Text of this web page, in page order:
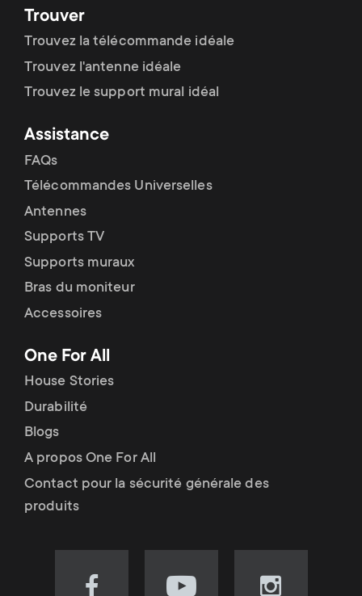
Trouver
Trouvez la télécommande idéale
Trouvez l'antenne idéale
Trouvez le support mural idéal
Assistance
FAQs
Télécommandes Universelles
Antennes
Supports TV
Supports muraux
Bras du moniteur
Accessoires
One For All
House Stories
Durabilité
Blogs
A propos One For All
Contact pour la sécurité générale des
produits